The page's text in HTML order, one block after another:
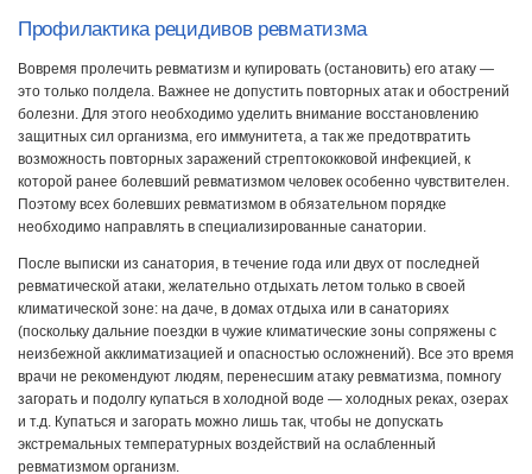
Профилактика рецидивов ревматизма
Вовремя пролечить ревматизм и купировать (остановить) его атаку —
это только полдела. Важнее не допустить повторных атак и обострений
болезни. Для этого необходимо уделить внимание восстановлению
защитных сил организма, его иммунитета, а так же предотвратить
возможность повторных заражений стрептококковой инфекцией, к
которой ранее болевший ревматизмом человек особенно чувствителен.
Поэтому всех болевших ревматизмом в обязательном порядке
необходимо направлять в специализированные санатории.
После выписки из санатория, в течение года или двух от последней
ревматической атаки, желательно отдыхать летом только в своей
климатической зоне: на даче, в домах отдыха или в санаториях
(поскольку дальние поездки в чужие климатические зоны сопряжены с
неизбежной акклиматизацией и опасностью осложнений). Все это время
врачи не рекомендуют людям, перенесшим атаку ревматизма, помногу
загорать и подолгу купаться в холодной воде — холодных реках, озерах
и т.д. Купаться и загорать можно лишь так, чтобы не допускать
экстремальных температурных воздействий на ослабленный
ревматизмом организм.